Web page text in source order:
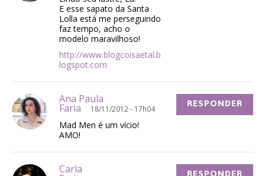
E esse sapato da Santa
Lolla está me perseguindo
faz tempo, acho o
modelo maravilhoso!
http://www.blogcoisaetal.b
logspot.com
Ana Paula
Faria 18/11/2012 - 17h04
Mad Men é um vício!
AMO!
RESPONDER
Carla RESPONDER